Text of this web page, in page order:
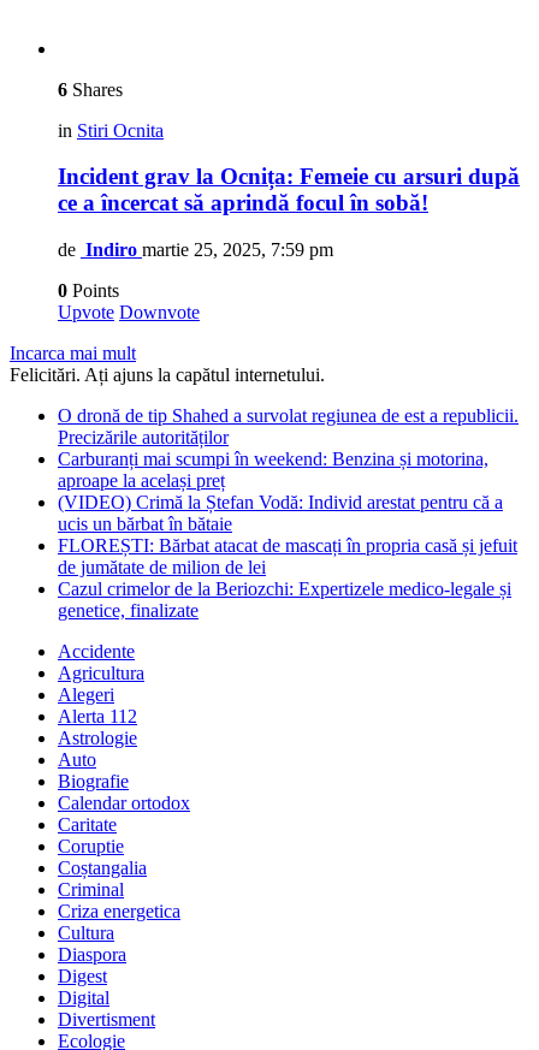
6 Shares
in Stiri Ocnita
Incident grav la Ocnița: Femeie cu arsuri după
ce a încercat să aprindă focul în sobă!
de Indiro martie 25, 2025, 7:59 pm
0 Points
Upvote Downvote
Incarca mai mult
Felicitări. Ați ajuns la capătul internetului.
O dronă de tip Shahed a survolat regiunea de est a republicii.
Precizările autorităților
Carburanți mai scumpi în weekend: Benzina și motorina,
aproape la același preț
(VIDEO) Crimă la Ștefan Vodă: Individ arestat pentru că a
ucis un bărbat în bătaie
FLOREȘTI: Bărbat atacat de mascați în propria casă și jefuit
de jumătate de milion de lei
Cazul crimelor de la Beriozchi: Expertizele medico-legale și
genetice, finalizate
Accidente
Agricultura
Alegeri
Alerta 112
Astrologie
Auto
Biografie
Calendar ortodox
Caritate
Coruptie
Coștangalia
Criminal
Criza energetica
Cultura
Diaspora
Digest
Digital
Divertisment
Ecologie